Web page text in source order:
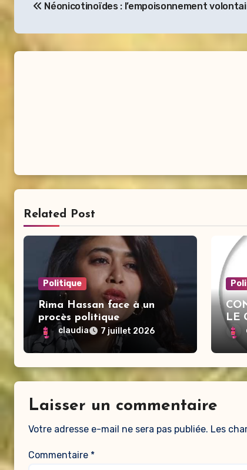
de
l’article
Néonicotinoïdes : l’empoisonnement
Related Post
Politique
Rima Hassan face à un
procès politique
claudia 7 juillet 2026
LE
Laisser un commentaire
Votre adresse e-mail ne sera pas publiée. Les
Commentaire *